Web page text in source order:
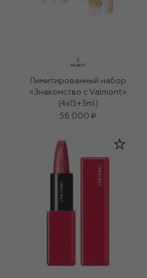
Лимитированный набор
«Знакомство с Valmont»
(4x15+3ml)
56 000 ₽